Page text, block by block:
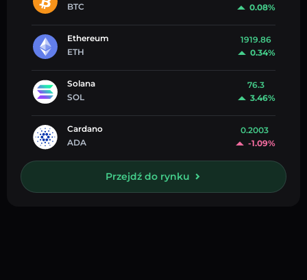
BTC
0.08%
Ethereum
ETH
1919.86
0.34%
Solana
SOL
76.3
3.46%
Cardano
ADA
0.2003
-1.09%
Przejdź do rynku